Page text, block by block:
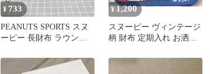
¥733
PEANUTS SPORTS スヌ
ーピー 長財布 ラウンド
¥1,200
スヌーピー ヴィンテージ
柄 財布 定期入れ お洒落
１点